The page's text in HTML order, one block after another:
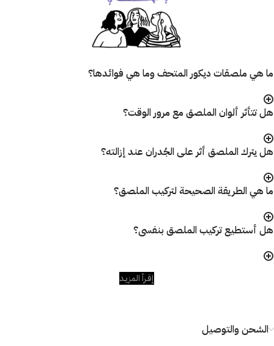
ما هي ملصقات ديكور المتحف وما هي فوائدها؟
هل تتأثر ألوان الملصق مع مرور الوقت؟
هل يترك الملصق أثر على الجُدران عند إزالته؟
ما هي الطريقة الصحيحة لتركيب الملصق؟
هل أستطيع تركيب الملصق بنفسى؟
إقـرأ المزيـد
الشحن والتوصيل